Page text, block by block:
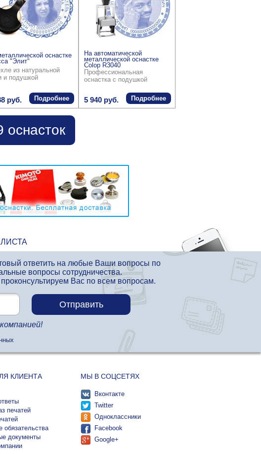
оснастке
"Элит"
из натуральной
и подушкой
руб. Подробнее
На автоматической
металлической оснастке
Colop R3040
Профессиональная
оснастка с подушкой
5 940 руб. Подробнее
оснасток
ответить на любые Ваши вопросы по
вопросы сотрудничества.
Вас по всем вопросам.
КЛИЕНТА
печатей
обязательства
документы
МЫ В СОЦСЕТЯХ
Вконтакте
Twitter
Одноклассники
Facebook
Google+